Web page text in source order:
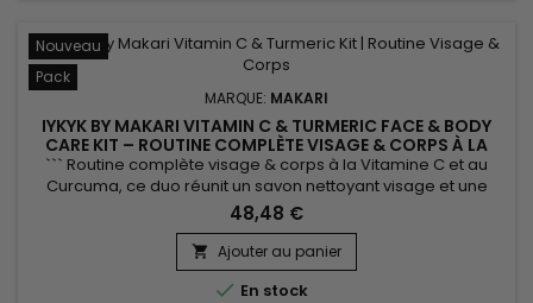
Nouveau
Pack
MARQUE: MAKARI
IYKYK BY MAKARI VITAMIN C & TURMERIC FACE & BODY
CARE KIT – ROUTINE COMPLÈTE VISAGE & CORPS À LA
VITAMINE C ET AU CURCUMA
``` Routine complète visage & corps à la Vitamine C et au
Curcuma, ce duo réunit un savon nettoyant visage et une
crème corps pour nettoyer, hydrater et révéler l'éclat naturel
de la peau au quotidien. Enrichie en Vitamine C, Curcuma et
Beurre de Karité, la formule aide à préserver l'hydratation,
améliorer l'apparence du teint et laisser la...
48,48 €
 Ajouter au panier
 En stock